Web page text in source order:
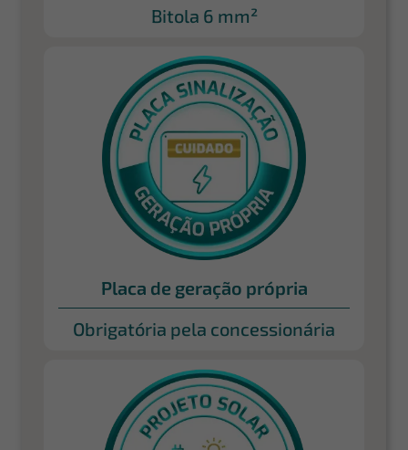
Bitola 6 mm²
Placa de geração própria
Obrigatória pela concessionária